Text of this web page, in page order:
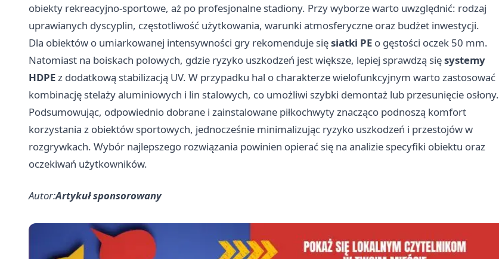
obiekty rekreacyjno-sportowe, aż po profesjonalne stadiony. Przy wyborze warto uwzględnić: rodzaj
uprawianych dyscyplin, częstotliwość użytkowania, warunki atmosferyczne oraz budżet inwestycji.
Dla obiektów o umiarkowanej intensywności gry rekomenduje sięsiatki PE o gęstości oczek 50 mm.
Natomiast na boiskach polowych, gdzie ryzyko uszkodzeń jest większe, lepiej sprawdzą sięsystemy
HDPE z dodatkową stabilizacją UV. W przypadku hal o charakterze wielofunkcyjnym warto zastosować
kombinację stelaży aluminiowych i lin stalowych, co umożliwi szybki demontaż lub przesunięcie osłony.
Podsumowując, odpowiednio dobrane i zainstalowane piłkochwyty znacząco podnoszą komfort
korzystania z obiektów sportowych, jednocześnie minimalizując ryzyko uszkodzeń i przestojów w
rozgrywkach. Wybór najlepszego rozwiązania powinien opierać się na analizie specyfiki obiektu oraz
oczekiwań użytkowników.
Autor:Artykuł sponsorowany